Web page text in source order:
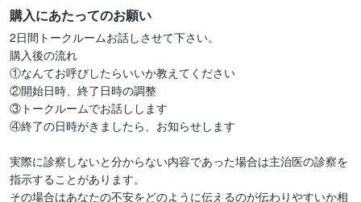
購入にあたってのお願い
2日間トークルームお話しさせて下さい。
購入後の流れ
①なんてお呼びしたらいいか教えてください
②開始日時、終了日時の調整
③トークルームでお話しします
④終了の日時がきましたら、お知らせします
実際に診察しないと分からない内容であった場合は主治医の診察を
指示することがあります。
その場合はあなたの不安をどのように伝えるのが伝わりやすいか相